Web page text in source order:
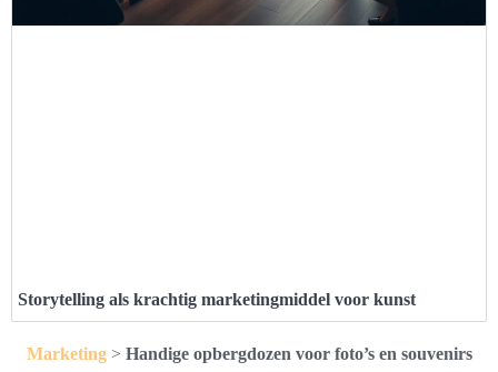
Storytelling als krachtig marketingmiddel voor kunst
Marketing> Handige opbergdozen voor foto’s en souvenirs